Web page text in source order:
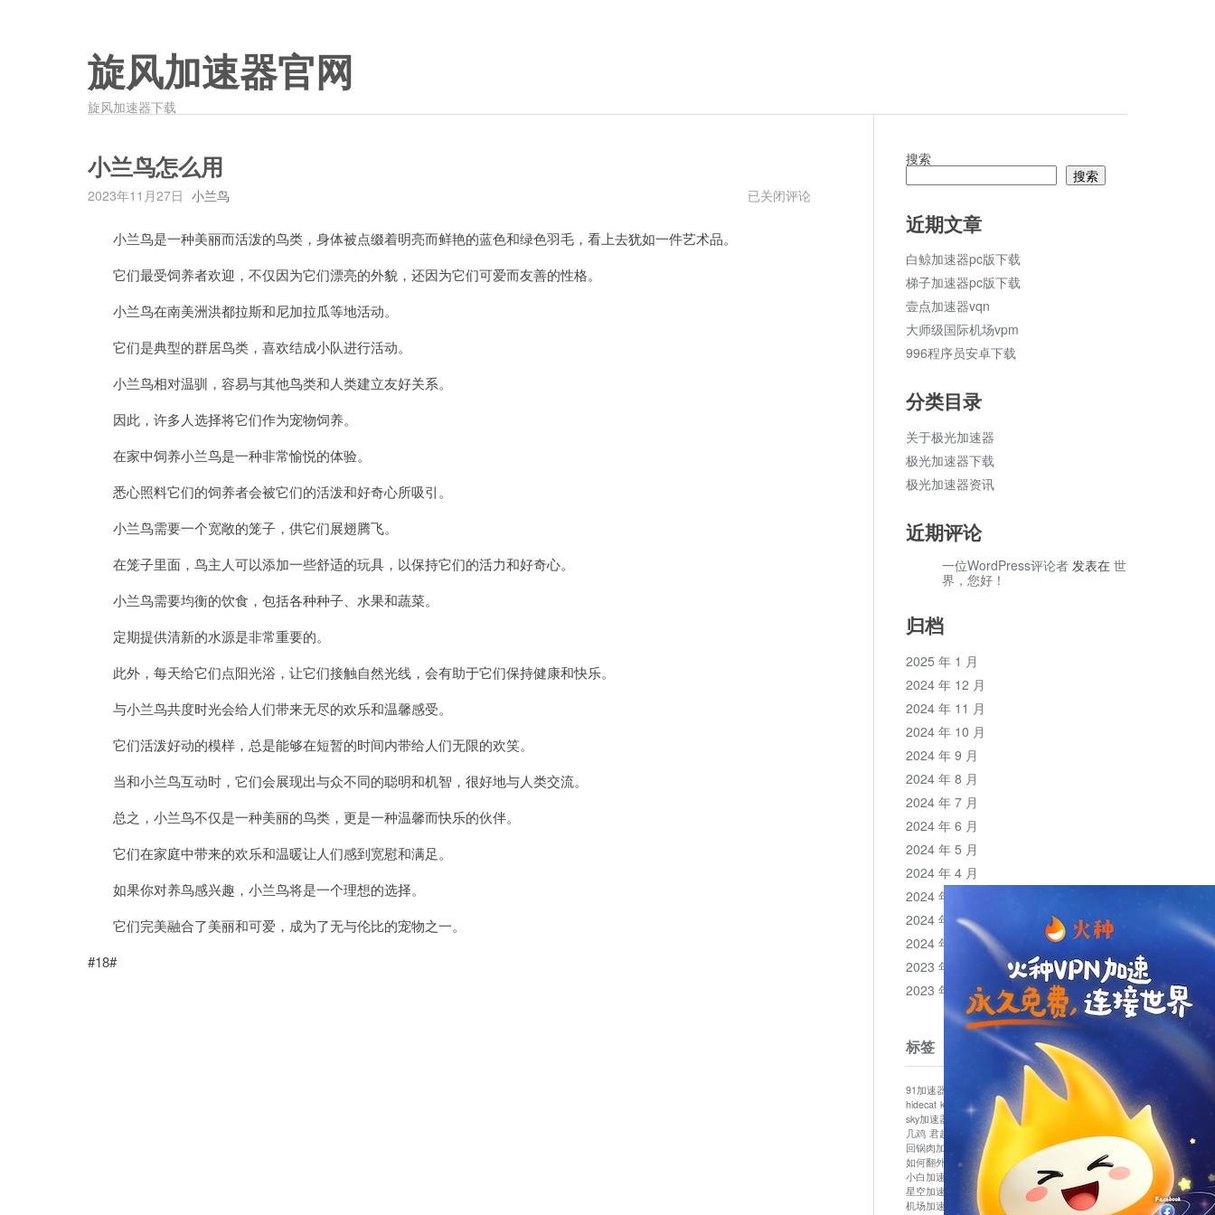
旋风加速器官网
旋风加速器下载
小兰鸟怎么用
2023年11月27日 小兰鸟
小
已关闭评论
小兰鸟是一种美丽而活泼的鸟类，身体被点缀着明亮而鲜艳的蓝色和绿色羽毛，看上去犹如一件艺术品。
它们最受饲养者欢迎，不仅因为它们漂亮的外貌，还因为它们可爱而友善的性格。
小兰鸟在南美洲洪都拉斯和尼加拉瓜等地活动。
它们是典型的群居鸟类，喜欢结成小队进行活动。
小兰鸟相对温驯，容易与其他鸟类和人类建立友好关系。
因此，许多人选择将它们作为宠物饲养。
在家中饲养小兰鸟是一种非常愉悦的体验。
悉心照料它们的饲养者会被它们的活泼和好奇心所吸引。
小兰鸟需要一个宽敞的笼子，供它们展翅腾飞。
在笼子里面，鸟主人可以添加一些舒适的玩具，以保持它们的活力和好奇心。
小兰鸟需要均衡的饮食，包括各种种子、水果和蔬菜。
定期提供清新的水源是非常重要的。
此外，每天给它们点阳光浴，让它们接触自然光线，会有助于它们保持健康和快乐。
与小兰鸟共度时光会给人们带来无尽的欢乐和温馨感受。
它们活泼好动的模样，总是能够在短暂的时间内带给人们无限的欢笑。
当和小兰鸟互动时，它们会展现出与众不同的聪明和机智，很好地与人类交流。
总之，小兰鸟不仅是一种美丽的鸟类，更是一种温馨而快乐的伙伴。
它们在家庭中带来的欢乐和温暖让人们感到宽慰和满足。
如果你对养鸟感兴趣，小兰鸟将是一个理想的选择。
它们完美融合了美丽和可爱，成为了无与伦比的宠物之一。
#18#
搜索
搜索
近期文章
白鲸加速器pc版下载
梯子加速器pc版下载
壹点加速器vqn
大师级国际机场vpm
996程序员安卓下载
分类目录
关于极光加速器
极光加速器下载
极光加速器资讯
近期评论
一位WordPress评论者 发表在 世
界，您好！
归档
2025 年 1 月
2024 年 12 月
2024 年 11 月
2024 年 10 月
2024 年 9 月
2024 年 8 月
2024 年 7 月
2024 年 6 月
2024 年 5 月
2024 年 4 月
2024 年 3 月
2024 年 2 月
2024 年 1 月
2023 年 12 月
2023 年 11 月
标签
91加速器 bluelayer加速器
clash节点
hidecat kuai500 panda加速器
plex加速器
sky加速器
telegram加速器 中信加速器
云梯加速器
几鸡 君越加速器 哔咔漫画加速器
唐师傅加速器
回锅肉加速器
坚果加速器 壹点加速器
如何翻外墙网站 小哈vp加速器
小火箭加速器
小白加速器
布谷vp加速器 心阶云 快连
星空加速器
最新版clash安卓下载
月光加速器
机场加速器
松果云 极快加速器
梯子加速器